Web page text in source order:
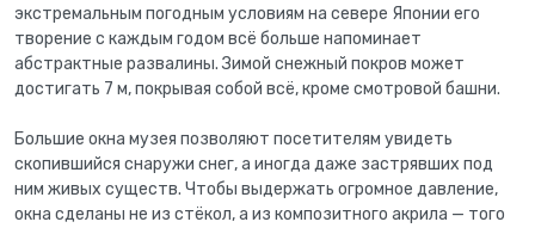
экстремальным погодным условиям на севере Японии его
творение с каждым годом всё больше напоминает
абстрактные развалины. Зимой снежный покров может
достигать 7 м, покрывая собой всё, кроме смотровой башни.
Большие окна музея позволяют посетителям увидеть
скопившийся снаружи снег, а иногда даже застрявших под
ним живых существ. Чтобы выдержать огромное давление,
окна сделаны не из стёкол, а из композитного акрила — того